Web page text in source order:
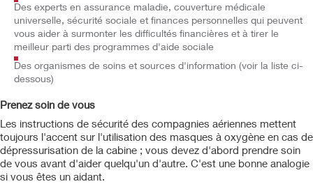
Des experts en assurance maladie, couverture médicale
universelle, sécurité sociale et finances personnelles qui peuvent
vous aider à surmonter les difficultés financières et à tirer le
meilleur parti des programmes d'aide sociale
Des organismes de soins et sources d'information (voir la liste ci-
dessous)
Prenez soin de vous
Les instructions de sécurité des compagnies aériennes mettent
toujours l'accent sur l'utilisation des masques à oxygène en cas de
dépressurisation de la cabine ; vous devez d'abord prendre soin
de vous avant d'aider quelqu'un d'autre. C'est une bonne analogie
si vous êtes un aidant.